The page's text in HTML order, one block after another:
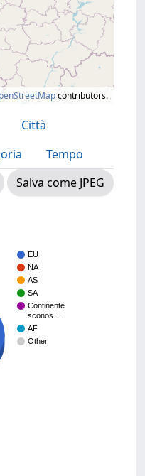
contributors.
Città
Tempo
Salva come JPEG
EU
NA
AS
SA
Continente
sconos…
AF
Other